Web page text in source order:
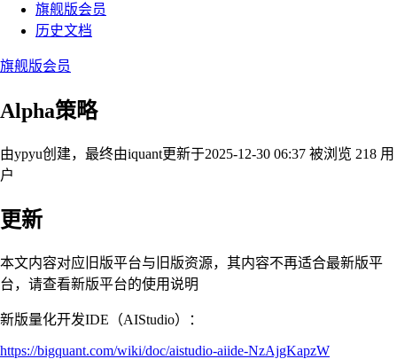
旗舰版会员
历史文档
旗舰版会员
Alpha策略
由ypyu创建，最终由iquant更新于2025-12-30 06:37 被浏览 218 用
户
更新
本文内容对应旧版平台与旧版资源，其内容不再适合最新版平
台，请查看新版平台的使用说明
新版量化开发IDE（AIStudio）：
https://bigquant.com/wiki/doc/aistudio-aiide-NzAjgKapzW